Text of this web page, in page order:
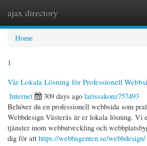
ajax directory
Home
1
Vår Lokala Lösning för Professionell
Internet
309 days ago larissakonz757493
Behöver du en professionell webbsida som
Webbdesign Västerås är er lokala lösning. Vi
tjänster inom webbutveckling och
dig för att https://webbagenten.se/webbdesign/